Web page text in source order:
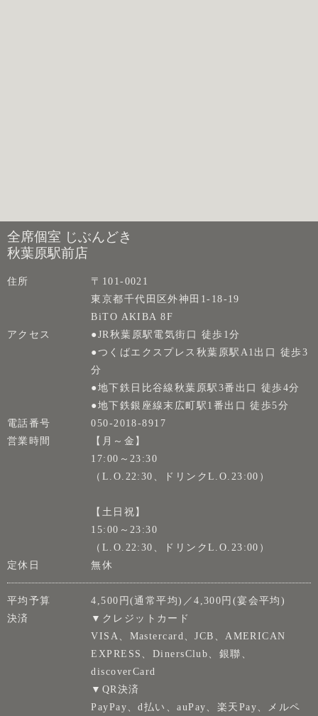
全席個室 じぶんどき
秋葉原駅前店
住所
〒101-0021
東京都千代田区外神田1-18-19
BiTO AKIBA 8F
アクセス
●JR秋葉原駅電気街口 徒歩1分
●つくばエクスプレス秋葉原駅A1出口 徒歩3
分
●地下鉄日比谷線秋葉原駅3番出口 徒歩4分
●地下鉄銀座線末広町駅1番出口 徒歩5分
電話番号
050-2018-8917
営業時間
【月～金】
17:00～23:30
（L.O.22:30、ドリンクL.O.23:00）
【土日祝】
15:00～23:30
（L.O.22:30、ドリンクL.O.23:00）
定休日
無休
平均予算
4,500円(通常平均)／4,300円(宴会平均)
決済
▼クレジットカード
VISA、Mastercard、JCB、AMERICAN
EXPRESS、DinersClub、銀聯、
discoverCard
▼QR決済
PayPay、d払い、auPay、楽天Pay、メルペ